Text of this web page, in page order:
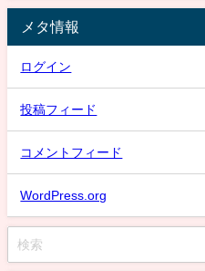
メタ情報
ログイン
投稿フィード
コメントフィード
WordPress.org